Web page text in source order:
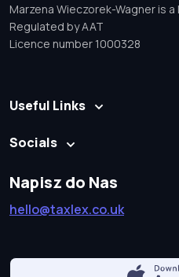
Marzena Wieczorek-Wagner is
Regulated by AAT
Licence number 1000328
Useful Links
Socials
Napisz do Nas
hello@taxlex.co.uk